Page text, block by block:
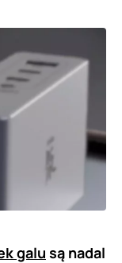
galu są nadal